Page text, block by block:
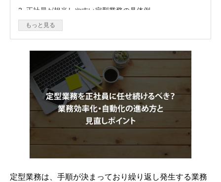
2. 正社員が担当しやすい定型業務の具体例
2-1. 人事・総務部門の定型業務
2-2. 経理・労務・営業事務の定型業務
2-3. 正社員でなくても対応できる業務と判断が必要な業
3. 定型業務を正社員に任せ続けるメリット
3-1. 業務品質を安定させやすい
3-2. 責任ある判断や確認を任せやすい
3-3. 業務改善につなげやすい
4. 定型業務を正社員に任せ続けるデメリット
4-1. 付加価値の高い業務に時間を使えない
4-2. 属人化やブラックボックス化が起きやすい
もっと見る
定型業務は、手順が決まっており繰り返し発生する業務